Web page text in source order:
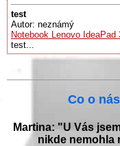
test
Autor: neznámý
Notebook Lenovo IdeaPad
test...
Co o
Martina: "U Vás
nikde nemohla